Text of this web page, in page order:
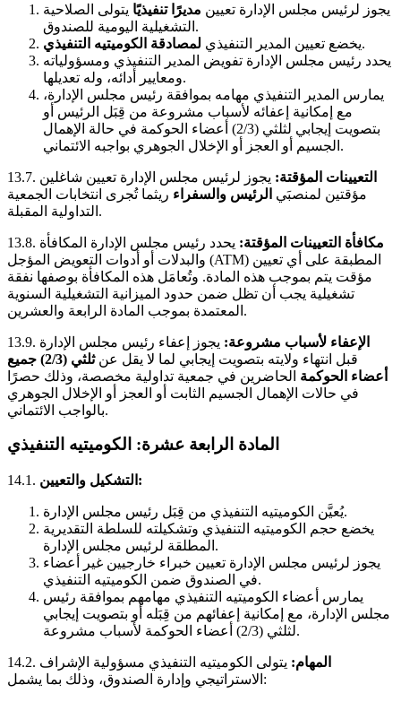
يجوز لرئيس مجلس الإدارة تعيين مديرًا تنفيذيًا يتولى الصلاحية
التشغيلية اليومية للصندوق.
يخضع تعيين المدير التنفيذي لمصادقة الكوميتيه التنفيذي
.
يحدد رئيس مجلس الإدارة تفويض المدير التنفيذي ومسؤولياته
ومعايير أدائه، وله تعديلها.
يمارس المدير التنفيذي مهامه بموافقة رئيس مجلس الإدارة،
مع إمكانية إعفائه لأسباب مشروعة من قِبَل الرئيس أو
بتصويت إيجابي لثلثي (2/3) أعضاء الحوكمة في حالة الإهمال
الجسيم أو العجز أو الإخلال الجوهري بواجبه الائتماني.
13.7. التعيينات المؤقتة: يجوز لرئيس مجلس الإدارة تعيين شاغلين
مؤقتين لمنصبَي الرئيس والسفراء ريثما تُجرى انتخابات الجمعية
التداولية المقبلة.
13.8. مكافأة التعيينات المؤقتة: يحدد رئيس مجلس الإدارة المكافأة
والبدلات أو أدوات التعويض المؤجل (ATM) المطبقة على أي تعيين
مؤقت يتم بموجب هذه المادة. وتُعامَل هذه المكافأة بوصفها نفقة
تشغيلية يجب أن تظل ضمن حدود الميزانية التشغيلية السنوية
المعتمدة بموجب المادة الرابعة والعشرين.
13.9. الإعفاء لأسباب مشروعة: يجوز إعفاء رئيس مجلس الإدارة
قبل انتهاء ولايته بتصويت إيجابي لما لا يقل عن
ثلثي (2/3) جميع
أعضاء الحوكمة الحاضرين في جمعية تداولية مخصصة، وذلك حصرًا
في حالات الإهمال الجسيم الثابت أو العجز أو الإخلال الجوهري
بالواجب الائتماني.
المادة الرابعة عشرة: الكوميتيه التنفيذي
14.1. التشكيل والتعيين:
يُعيَّن الكوميتيه التنفيذي من قِبَل رئيس مجلس الإدارة.
يخضع حجم الكوميتيه التنفيذي وتشكيلته للسلطة التقديرية
المطلقة لرئيس مجلس الإدارة.
يجوز لرئيس مجلس الإدارة تعيين خبراء خارجيين غير أعضاء
في الصندوق ضمن الكوميتيه التنفيذي.
يمارس أعضاء الكوميتيه التنفيذي مهامهم بموافقة رئيس
مجلس الإدارة، مع إمكانية إعفائهم من قِبَله أو بتصويت إيجابي
لثلثي (2/3) أعضاء الحوكمة لأسباب مشروعة.
14.2. المهام: يتولى الكوميتيه التنفيذي مسؤولية الإشراف
الاستراتيجي وإدارة الصندوق، وذلك بما يشمل: